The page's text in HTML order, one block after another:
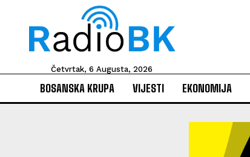
Četvrtak, 6 Augusta, 2026
BOSANSKA KRUPA VIJESTI EKONOMIJA